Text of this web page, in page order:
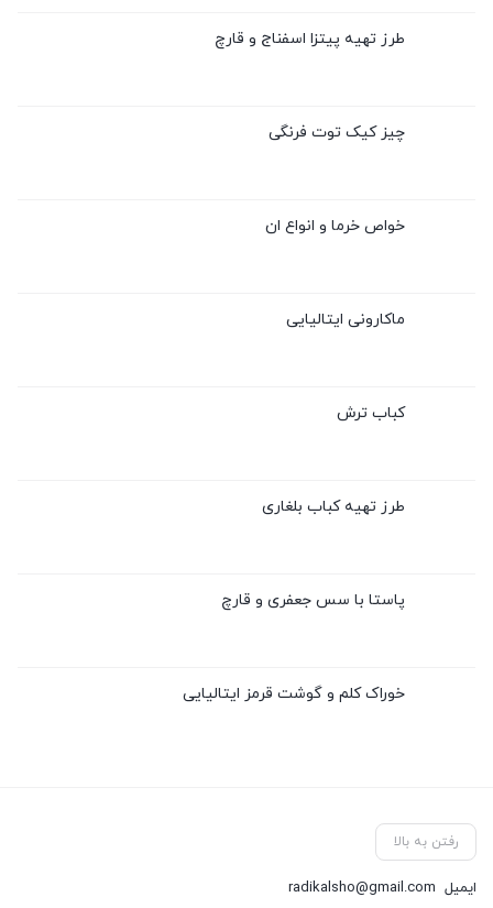
طرز تهیه پیتزا اسفناج و قارچ
چیز کیک توت فرنگی
خواص خرما و انواع ان
ماکارونی ایتالیایی
کباب ترش
طرز تهیه کباب بلغاری
پاستا با سس جعفری و قارچ
خوراک کلم و گوشت قرمز ایتالیایی
رفتن به بالا
ایمیل radikalsho@gmail.com